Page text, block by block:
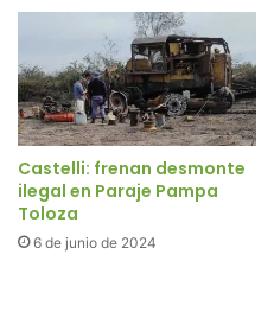
Castelli: frenan desmonte
ilegal en Paraje Pampa
Toloza
6 de junio de 2024